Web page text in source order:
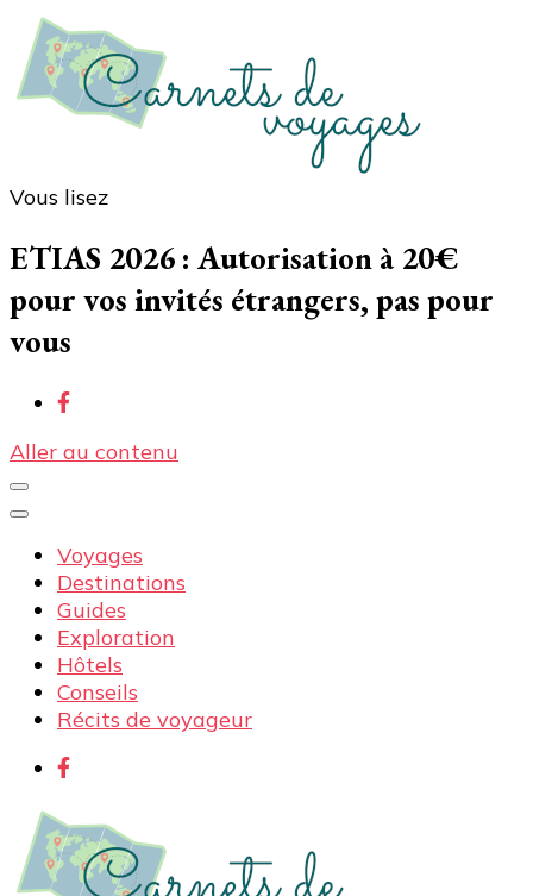
voyages, des conseils et avis sur les hôtelss
Vous lisez
ETIAS 2026 : Autorisation à 20€
pour vos invités étrangers, pas pour
vous
Aller au contenu
Voyages
Destinations
Guides
Exploration
Hôtels
Conseils
Récits de voyageur